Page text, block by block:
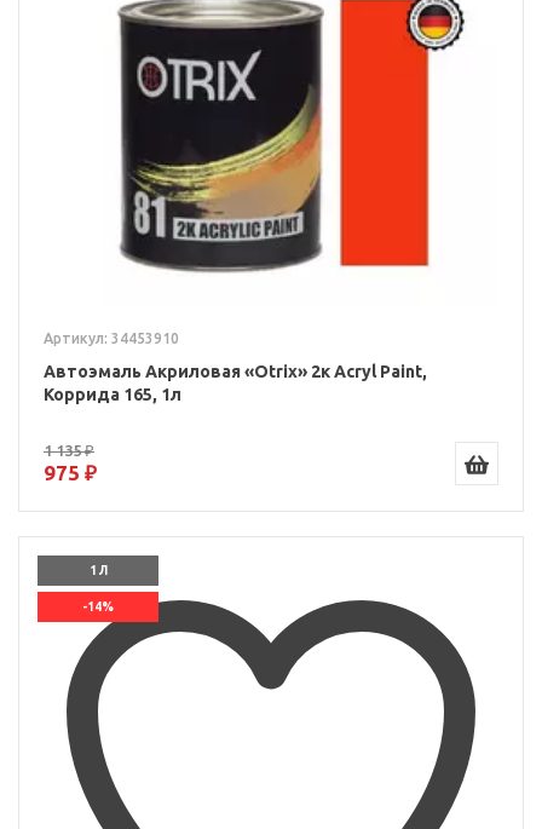
Артикул: 34453910
Автоэмаль Акриловая «Otrix» 2к Acryl Paint,
Коррида 165, 1л
1 135 ₽
975 ₽
1 Л
-14%